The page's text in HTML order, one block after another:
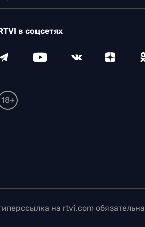
в соцсетях
18+
на rtvi.com обязательна